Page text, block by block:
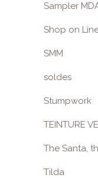
Sampler
Shop on
SMM
soldes
Stumpwork
TEINTURE
The Santa,
Tilda